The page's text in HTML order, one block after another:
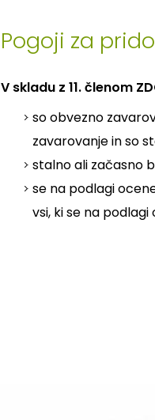
Pogoji za
V skladu z 11. členom
so obvezno
zavarovanje in so
stalno ali začasno
se na podlagi
vsi, ki se na